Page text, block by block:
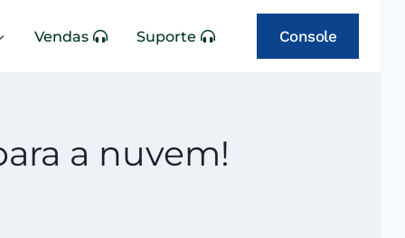
Vendas Suporte Console
a nuvem!